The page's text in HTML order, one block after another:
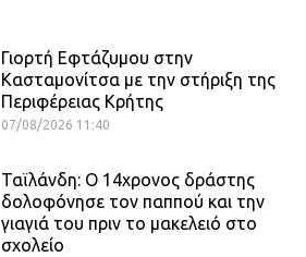
Γιορτή Εφτάζυμου στην
Κασταμονίτσα με την στήριξη της
Περιφέρειας Κρήτης
07/08/2026 11:40
Ταϊλάνδη: Ο 14χρονος δράστης
δολοφόνησε τον παππού και την
γιαγιά του πριν το μακελειό στο
σχολείο